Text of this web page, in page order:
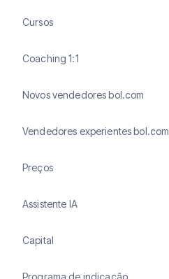
Cursos
Coaching 1:1
Novos vendedores bol.com
Vendedores experientes bol.com
Preços
Assistente IA
Capital